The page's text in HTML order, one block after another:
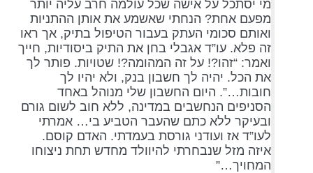
מי יסתכל על אישה שכל עולמה חרב עליה יותר
מפעם אחת? הנחתי שאשמע את אותן ההתניות
ואותם סכומי העתק בעבור הטיפול בתיק, אך ראו
זה פלא. עו”ד אגבלי בחן את התיק ביסודיות, חייך
ואמר: “זהו?! על זה המהומה?! שטויות. פותר לך
את הכל. יהיה לך חשבון בנק, ולא יהיו לך
חובות…”. היום החשבון שלי מנוהל באחד
הסניפים הנחשבים במדינה, ללא חוב לשום גורם
ובעיקר ללא כתם שהעבר הטביע בי… אמרתי
לעו”ד אז ועודני גורסת בעמדתי. האדם קוסם.
איזה מזל שנבחרתי להיוולד מחדש תחת ניצוחו
המחויך…”